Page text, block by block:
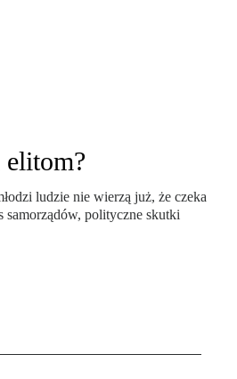
ludzie nie wierzą już, że czeka
samorządów, polityczne skutki